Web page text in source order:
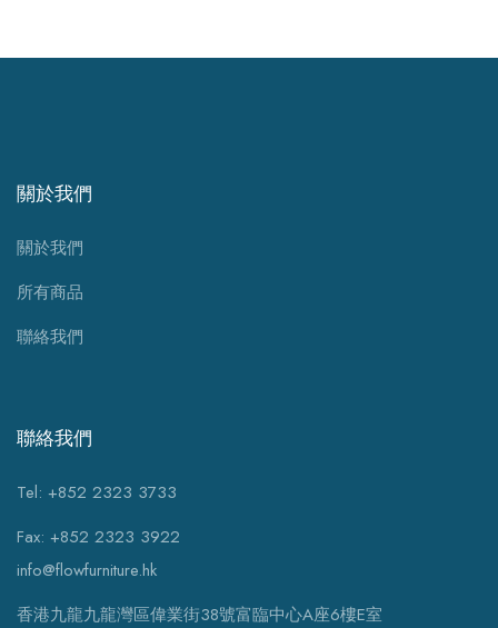
關於我們
關於我們
所有商品
聯絡我們
聯絡我們
Tel: +852 2323 3733
Fax: +852 2323 3922
info@flowfurniture.hk
香港九龍九龍灣區偉業街38號富臨中心A座6樓E室